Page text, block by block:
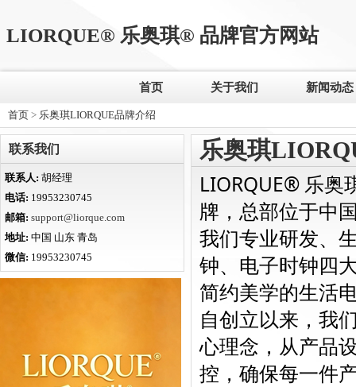
LIORQUE® 乐奥琪® 品牌官方网站
首页 关于我们 新闻动态
首页 > 乐奥琪LIORQUE品牌介绍
乐奥琪
LIORQUE® 乐奥
牌，总部位于中
我们专业研发、
钟、电子时钟四
简约美学的生活
自创立以来，我
心理念，从产品
控，确保每一件
联系我们
联系人: 胡经理
电话: 19953230745
邮箱: support@liorque.com
地址: 中国 山东 青岛
微信: 19953230745